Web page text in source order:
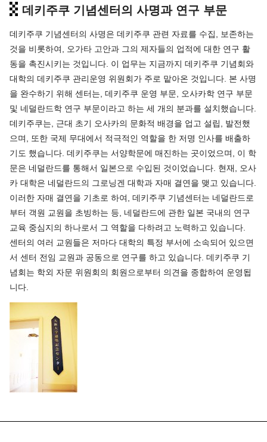
데키주쿠 기념센터의 사명과 연구 부문
데키주쿠 기념센터의 사명은 데키주쿠 관련 자료를 수집, 보존하는
것을 비롯하여, 오가타 고안과 그의 제자들의 업적에 대한 연구 활
동을 촉진시키는 것입니다. 이 업무는 지금까지 데키주쿠 기념회와
대학의 데키주쿠 관리운영 위원회가 주로 맡아온 것입니다. 본 사명
을 완수하기 위해 센터는, 데키주쿠 운영 부문, 오사카학 연구 부문
및 네덜란드학 연구 부문이라고 하는 세 개의 분과를 설치했습니다.
데키주쿠는, 근대 초기 오사카의 문화적 배경을 업고 설립, 발전했
으며, 또한 국제 무대에서 적극적인 역할을 한 저명 인사를 배출하
기도 했습니다. 데키주쿠는 서양학문에 매진하는 곳이었으며, 이 학
문은 네덜란드를 통해서 일본으로 수입된 것이었습니다. 현재, 오사
카 대학은 네덜란드의 그로닝겐 대학과 자매 결연을 맺고 있습니다.
이러한 자매 결연을 기초로 하여, 데키주쿠 기념센터는 네덜란드로
부터 객원 교원을 초빙하는 등, 네덜란드에 관한 일본 국내의 연구
교육 중심지의 하나로서 그 역할을 다하려고 노력하고 있습니다.
센터의 여러 교원들은 저마다 대학의 특정 부서에 소속되어 있으면
서 센터 전임 교원과 공동으로 연구를 하고 있습니다. 데키주쿠 기
념회는 학외 자문 위원회의 회원으로부터 의견을 종합하여 운영됩
니다.